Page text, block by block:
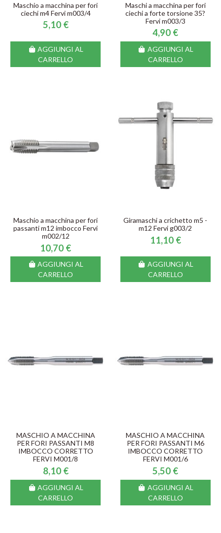
Maschio a macchina per fori
ciechi m4 Fervi m003/4
5,10 €
AGGIUNGI AL
CARRELLO
Maschi a macchina per fori
ciechi a forte torsione 35?
Fervi m003/3
4,90 €
AGGIUNGI AL
CARRELLO
Maschio a macchina per fori
passanti m12 imbocco Fervi
m002/12
10,70 €
AGGIUNGI AL
CARRELLO
Giramaschi a crichetto m5 -
m12 Fervi g003/2
11,10 €
AGGIUNGI AL
CARRELLO
MASCHIO A MACCHINA
PER FORI PASSANTI M8
IMBOCCO CORRETTO
FERVI M001/8
8,10 €
AGGIUNGI AL
CARRELLO
MASCHIO A MACCHINA
PER FORI PASSANTI M6
IMBOCCO CORRETTO
FERVI M001/6
5,50 €
AGGIUNGI AL
CARRELLO